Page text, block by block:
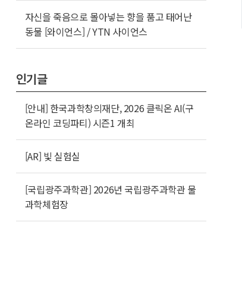
자신을 죽음으로 몰아넣는 향을 품고 태어난
동물 [와이언스] / YTN 사이언스
인기글
[안내] 한국과학창의재단, 2026 클릭온 AI(구
온라인 코딩파티) 시즌1 개최
[AR] 빛 실험실
[국립광주과학관] 2026년 국립광주과학관 물
과학체험장